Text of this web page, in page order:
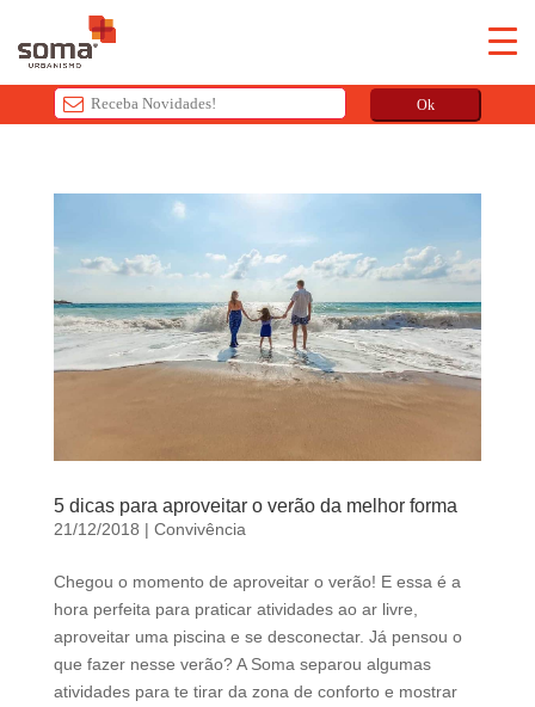
Ok
s
i
e
l
o
l
b
e
5 dicas para aproveitar o verão da melhor forma
21/12/2018 | Convivência
Chegou o momento de aproveitar o verão! E essa é a
hora perfeita para praticar atividades ao ar livre,
aproveitar uma piscina e se desconectar. Já pensou o
que fazer nesse verão? A Soma separou algumas
atividades para te tirar da zona de conforto e mostrar